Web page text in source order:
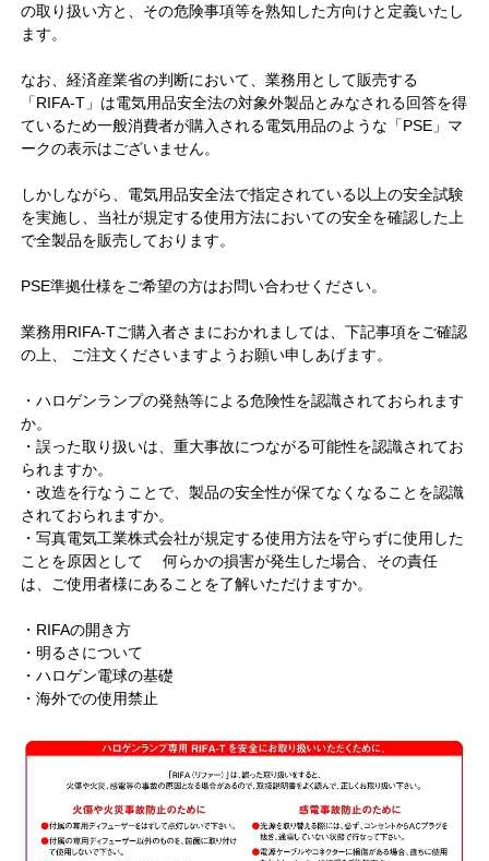
の取り扱い方と、その危険事項等を熟知した方向けと定義いたし
ます。
なお、経済産業省の判断において、業務用として販売する
「RIFA-T」は電気用品安全法の対象外製品とみなされる回答を得
ているため一般消費者が購入される電気用品のような「PSE」マ
ークの表示はございません。
しかしながら、電気用品安全法で指定されている以上の安全試験
を実施し、当社が規定する使用方法においての安全を確認した上
で全製品を販売しております。
PSE準拠仕様をご希望の方はお問い合わせください。
業務用RIFA-Tご購入者さまにおかれましては、下記事項をご確認
の上、 ご注文くださいますようお願い申しあげます。
・ハロゲンランプの発熱等による危険性を認識されておられます
か。
・誤った取り扱いは、重大事故につながる可能性を認識されてお
られますか。
・改造を行なうことで、製品の安全性が保てなくなることを認識
されておられますか。
・写真電気工業株式会社が規定する使用方法を守らずに使用した
ことを原因として 何らかの損害が発生した場合、その責任
は、ご使用者様にあることを了解いただけますか。
・ RIFAの開き方
・ 明るさについて
・ハロゲン電球の基礎
・海外での使用禁止